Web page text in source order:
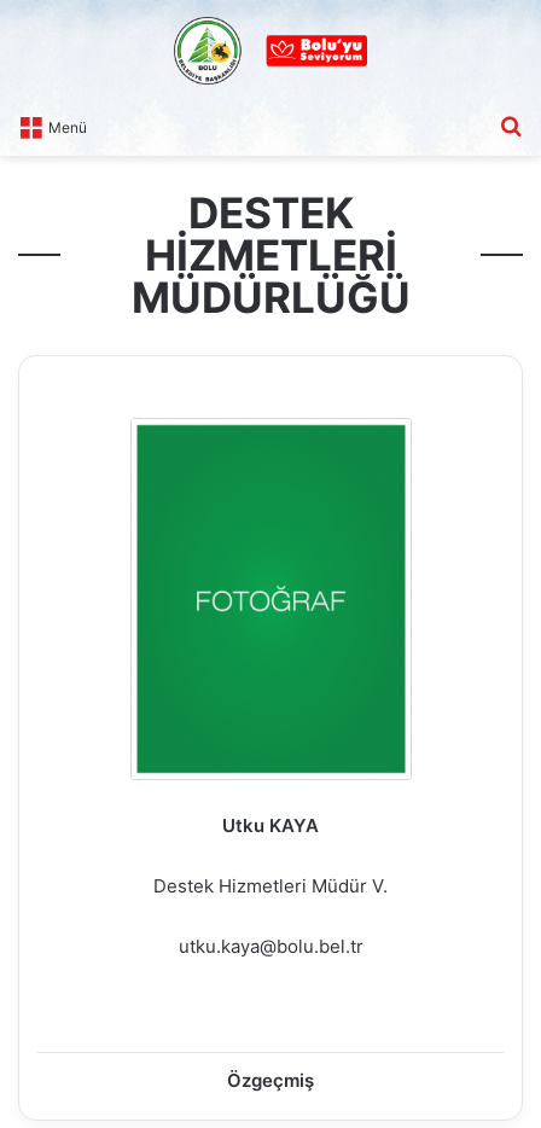
Menü
DESTEK
HIZMETLERI
MÜDÜRLÜĞÜ
Utku KAYA
Destek Hizmetleri Müdür V.
utku.kaya@bolu.bel.tr
Özgeçmiş